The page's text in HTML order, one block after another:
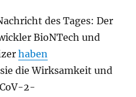
des Tages: Der
BioNTech und
haben
sie die Wirksamkeit und
2-